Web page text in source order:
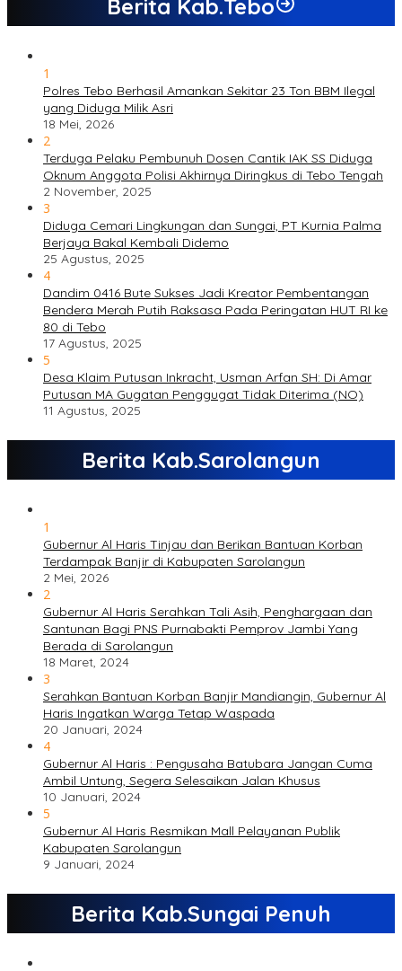
Berita Kab.Tebo
1
Polres Tebo Berhasil Amankan Sekitar 23 Ton BBM Ilegal
yang Diduga Milik Asri
18 Mei, 2026
2
Terduga Pelaku Pembunuh Dosen Cantik IAK SS Diduga
Oknum Anggota Polisi Akhirnya Diringkus di Tebo Tengah
2 November, 2025
3
Diduga Cemari Lingkungan dan Sungai, PT Kurnia Palma
Berjaya Bakal Kembali Didemo
25 Agustus, 2025
4
Dandim 0416 Bute Sukses Jadi Kreator Pembentangan
Bendera Merah Putih Raksasa Pada Peringatan HUT RI ke
80 di Tebo
17 Agustus, 2025
5
Desa Klaim Putusan Inkracht, Usman Arfan SH: Di Amar
Putusan MA Gugatan Penggugat Tidak Diterima (NO)
11 Agustus, 2025
Berita Kab.Sarolangun
1
Gubernur Al Haris Tinjau dan Berikan Bantuan Korban
Terdampak Banjir di Kabupaten Sarolangun
2 Mei, 2026
2
Gubernur Al Haris Serahkan Tali Asih, Penghargaan dan
Santunan Bagi PNS Purnabakti Pemprov Jambi Yang
Berada di Sarolangun
18 Maret, 2024
3
Serahkan Bantuan Korban Banjir Mandiangin, Gubernur Al
Haris Ingatkan Warga Tetap Waspada
20 Januari, 2024
4
Gubernur Al Haris : Pengusaha Batubara Jangan Cuma
Ambil Untung, Segera Selesaikan Jalan Khusus
10 Januari, 2024
5
Gubernur Al Haris Resmikan Mall Pelayanan Publik
Kabupaten Sarolangun
9 Januari, 2024
Berita Kab.Sungai Penuh